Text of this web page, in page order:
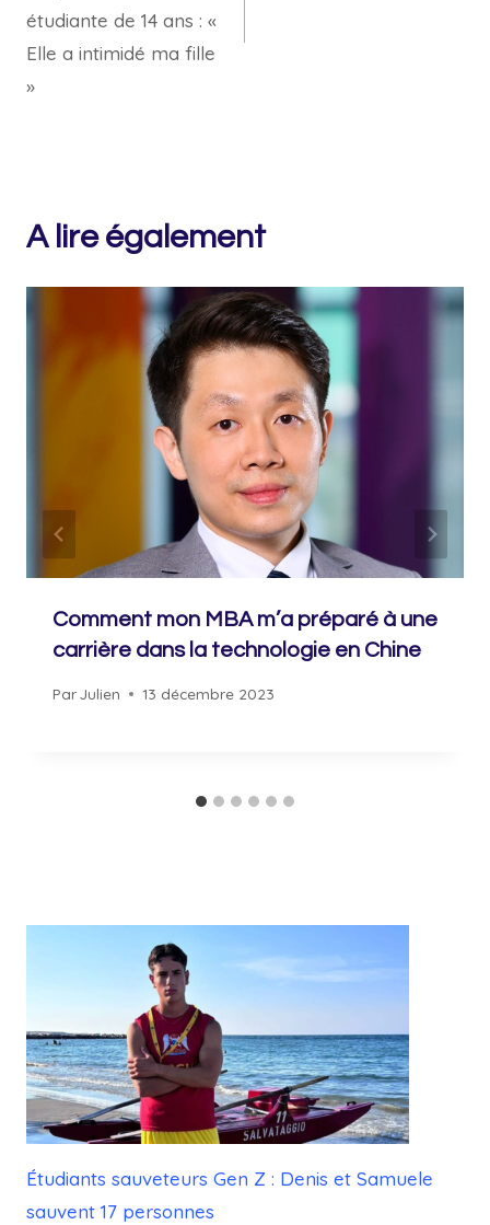
étudiante de 14 ans : «
Elle a intimidé ma fille
»
A lire également
Comment mon MBA m’a préparé à une
carrière dans la technologie en Chine
ParJulien 13 décembre 2023
Étudiants sauveteurs Gen Z : Denis et Samuele
sauvent 17 personnes